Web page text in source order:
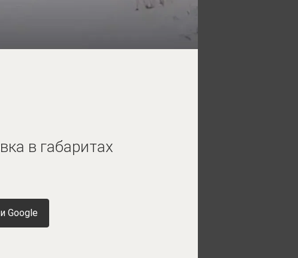
в габаритах
Google